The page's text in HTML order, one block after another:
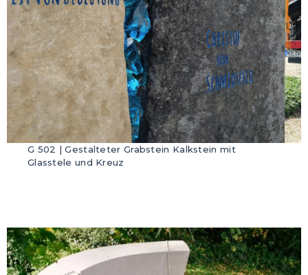
G 502 | Gestalteter Grabstein Kalkstein mit
Glasstele und Kreuz